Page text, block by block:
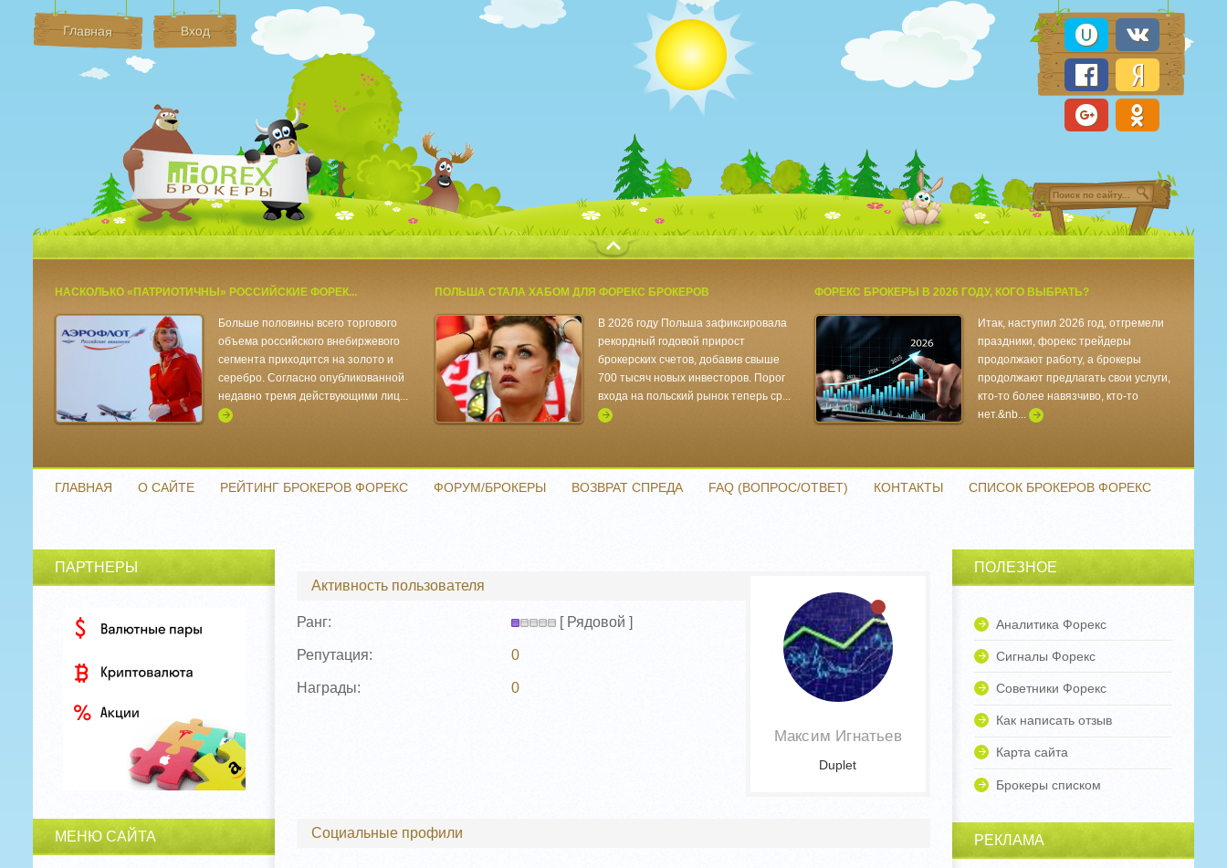
Главная Вход
Брокеры Форекс
НАСКОЛЬКО «ПАТРИОТИЧНЫ» РОССИЙСКИЕ ФОРЕК...
Больше половины всего торгового
объема российского внебиржевого
сегмента приходится на золото и
серебро. Согласно опубликованной
недавно тремя действующими лиц...
ПОЛЬША СТАЛА ХАБОМ ДЛЯ ФОРЕКС БРОКЕРОВ
В 2026 году Польша зафиксировала
рекордный годовой прирост
брокерских счетов, добавив свыше
700 тысяч новых инвесторов. Порог
входа на польский рынок теперь ср...
ФОРЕКС БРОКЕРЫ В 2026 ГОДУ, КОГО ВЫБРАТЬ?
Итак, наступил 2026 год, отгремели
праздники, форекс трейдеры
продолжают работу, а брокеры
продолжают предлагать свои услуги,
кто-то более навязчиво, кто-то
нет.&nb...
ГЛАВНАЯ О САЙТЕ РЕЙТИНГ БРОКЕРОВ ФОРЕКС ФОРУМ/БРОКЕРЫ ВОЗВРАТ СПРЕДА FAQ (ВОПРОС/ОТВЕТ) КОНТАКТЫ СПИСОК БРОКЕРОВ ФОРЕКС
Максим Игнатьев
Duplet
Активность пользователя
Ранг: [ Рядовой ]
Репутация: 0
Награды: 0
Социальные профили
ПАРТНЕРЫ
МЕНЮ САЙТА
ПОЛЕЗНОЕ
Аналитика Форекс
Сигналы Форекс
Советники Форекс
Как написать отзыв
Карта сайта
Брокеры списком
РЕКЛАМА